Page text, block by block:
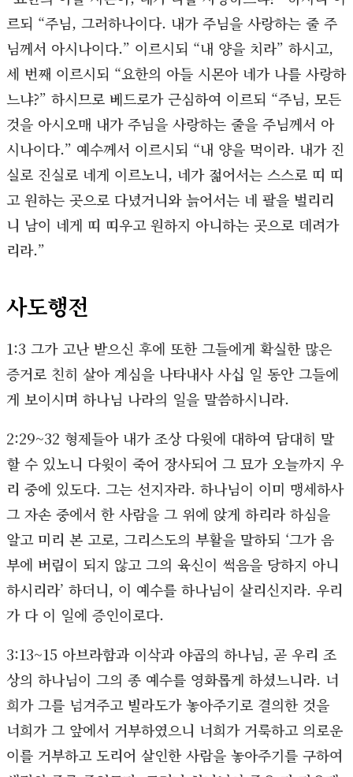
르되 “주님, 그러하나이다. 내가 주님을 사랑하는 줄 주
님께서 아시나이다.” 이르시되 “내 양을 치라” 하시고,
세 번째 이르시되 “요한의 아들 시몬아 네가 나를 사랑하
느냐?” 하시므로 베드로가 근심하여 이르되 “주님, 모든
것을 아시오매 내가 주님을 사랑하는 줄을 주님께서 아
시나이다.” 예수께서 이르시되 “내 양을 먹이라. 내가 진
실로 진실로 네게 이르노니, 네가 젊어서는 스스로 띠 띠
고 원하는 곳으로 다녔거니와 늙어서는 네 팔을 벌리리
니 남이 네게 띠 띠우고 원하지 아니하는 곳으로 데려가
리라.”
사도행전
1:3 그가 고난 받으신 후에 또한 그들에게 확실한 많은
증거로 친히 살아 계심을 나타내사 사십 일 동안 그들에
게 보이시며 하나님 나라의 일을 말씀하시니라.
2:29~32 형제들아 내가 조상 다윗에 대하여 담대히 말
할 수 있노니 다윗이 죽어 장사되어 그 묘가 오늘까지 우
리 중에 있도다. 그는 선지자라. 하나님이 이미 맹세하사
그 자손 중에서 한 사람을 그 위에 앉게 하리라 하심을
알고 미리 본 고로, 그리스도의 부활을 말하되 ‘그가 음
부에 버림이 되지 않고 그의 육신이 썩음을 당하지 아니
하시리라’ 하더니, 이 예수를 하나님이 살리신지라. 우리
가 다 이 일에 증인이로다.
3:13~15 아브라함과 이삭과 야곱의 하나님, 곧 우리 조
상의 하나님이 그의 종 예수를 영화롭게 하셨느니라. 너
희가 그를 넘겨주고 빌라도가 놓아주기로 결의한 것을
너희가 그 앞에서 거부하였으니 너희가 거룩하고 의로운
이를 거부하고 도리어 살인한 사람을 놓아주기를 구하여